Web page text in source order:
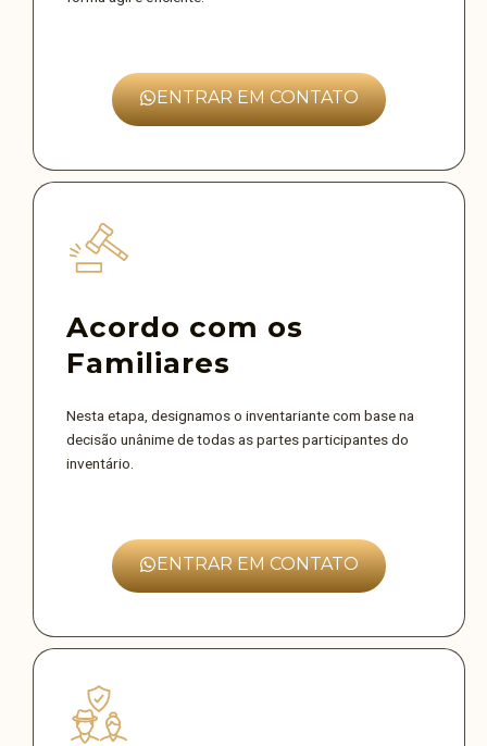
ENTRAR EM CONTATO
Acordo com os
Familiares
Nesta etapa, designamos o inventariante com base na
decisão unânime de todas as partes participantes do
inventário.
ENTRAR EM CONTATO